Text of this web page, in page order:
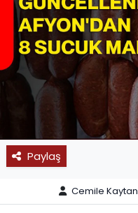
Paylaş
Cemile Kaytan